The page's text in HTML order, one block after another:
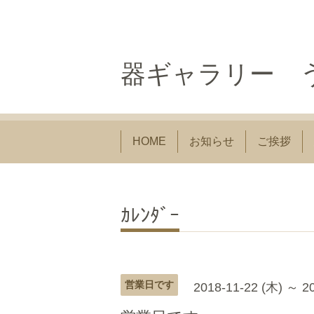
器ギャラリー
HOME お知らせ ご挨拶
ｶﾚﾝﾀﾞｰ
営業日です 2018-11-22 (木) ～